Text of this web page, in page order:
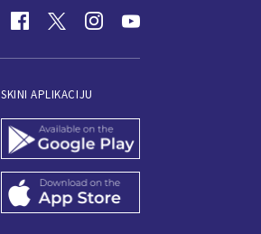
SKINI APLIKACIJU